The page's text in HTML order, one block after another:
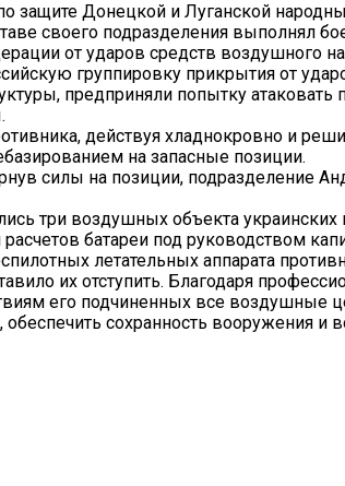
защите Донецкой и Луганской
своего подразделения выполнял
от ударов средств воздушного
группировку прикрытия от
предприняли попытку
действуя хладнокровно и
на запасные позиции.
силы на позиции, подразделение
три воздушных объекта украинских
батареи под руководством
летательных аппарата
их отступить. Благодаря
его подчиненных все воздушные
сохранность вооружения и